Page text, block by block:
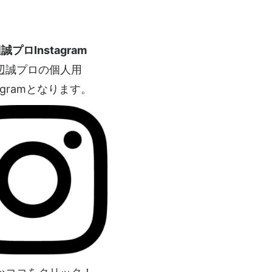
プロInstagram
誠プロの個人用
となります。